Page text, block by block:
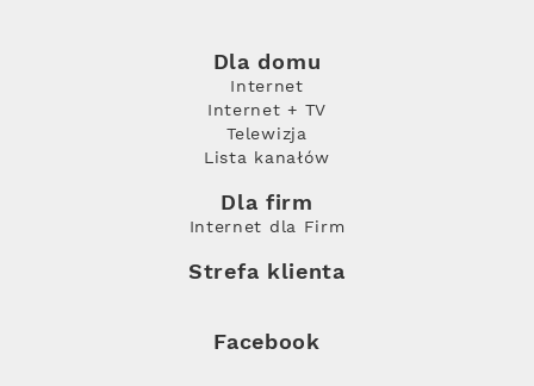
Dla domu
Internet
Internet + TV
Telewizja
Lista kanałów
Dla firm
Internet dla Firm
Strefa klienta
Facebook